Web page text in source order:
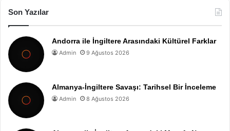
Son Yazılar
Andorra ile İngiltere Arasındaki Kültürel Farklar
Admin 9 Ağustos 2026
Almanya-İngiltere Savaşı: Tarihsel Bir İnceleme
Admin 8 Ağustos 2026